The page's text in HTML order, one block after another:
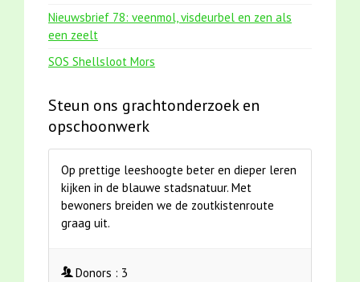
Nieuwsbrief 78: veenmol, visdeurbel en zen als
een zeelt
SOS Shellsloot Mors
Steun ons grachtonderzoek en
opschoonwerk
Op prettige leeshoogte beter en dieper leren
kijken in de blauwe stadsnatuur. Met
bewoners breiden we de zoutkistenroute
graag uit.
Donors : 3